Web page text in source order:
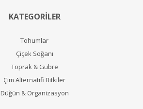
KATEGORİLER
Tohumlar
Çiçek Soğanı
Toprak & Gübre
Çim Alternatifi Bitkiler
Düğün & Organizasyon